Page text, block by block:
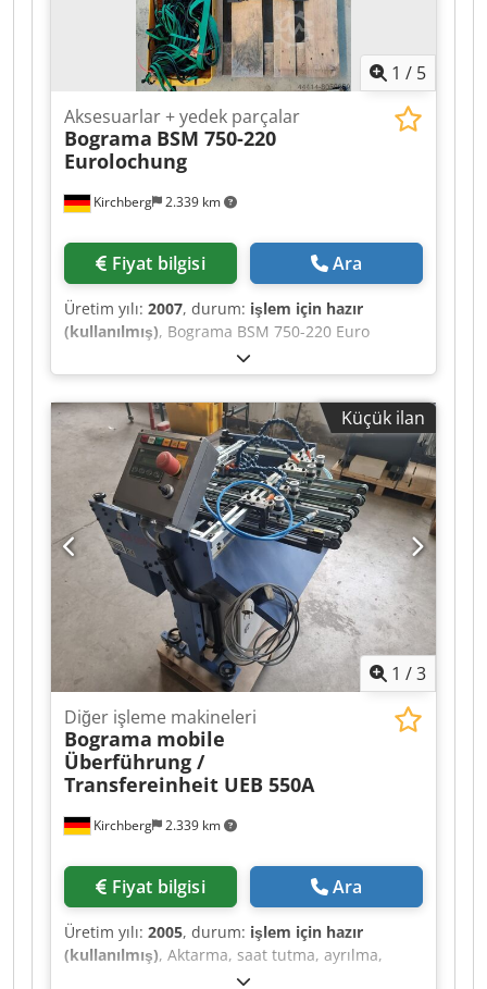
1 / 5
Kirchberg 2.339 km
Aksesuarlar + yedek parçalar
Bograma BSM 750-220
Eurolochung
Fiyat bilgisi Ara
Üretim yılı: 2007, durum: işlem için hazır
(kullanılmış), Bograma BSM 750-220 Euro
perforasyon - Çeşitli ebatlarda merkezleme ve
bant kılavuzları - Baş, orta ve ayak tutucu Djdsiz
T Txspfx Ah Iock
Küçük ilan
1 /3
Kirchberg 2.339 km
Diğer işleme makineleri
Bograma mobile
Überführung /
Transfereinheit UEB 550A
Fiyat bilgisi Ara
Üretim yılı: 2005, durum: işlem için hazır
(kullanılmış), Aktarma, saat tutma, ayrılma,
üfleme için uygundur Dcedpfx Ajh Svyvoh Iek